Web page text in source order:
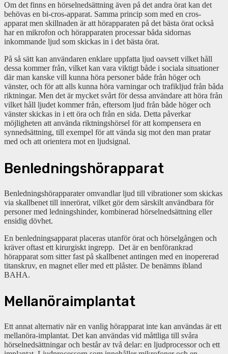
Om det finns en hörselnedsättning även på det andra örat kan det
behövas en bi-cros-apparat. Samma princip som med en cros-
apparat men skillnaden är att hörapparaten på det bästa örat också
har en mikrofon och hörapparaten processar båda sidornas
inkommande ljud som skickas in i det bästa örat.
På så sätt kan användaren enklare uppfatta ljud oavsett vilket håll
dessa kommer från, vilket kan vara viktigt både i sociala situationer
där man kanske vill kunna höra personer både från höger och
vänster, och för att alls kunna höra varningar och trafikljud från båda
riktningar. Men det är mycket svårt för dessa användare att höra från
vilket håll ljudet kommer från, eftersom ljud från både höger och
vänster skickas in i ett öra och från en sida. Detta påverkar
möjligheten att använda riktningshörsel för att kompensera en
synnedsättning, till exempel för att vända sig mot den man pratar
med och att orientera mot en ljudsignal.
Benledningshörapparat
Benledningshörapparater omvandlar ljud till vibrationer som skickas
via skallbenet till innerörat, vilket gör dem särskilt användbara för
personer med ledningshinder, kombinerad hörselnedsättning eller
ensidig dövhet.
En benledningsapparat placeras utanför örat och hörselgången och
kräver oftast ett kirurgiskt ingrepp. Det är en benförankrad
hörapparat som sitter fast på skallbenet antingen med en inopererad
titanskruv, en magnet eller med ett plåster. De benämns ibland
BAHA.
Mellanöraimplantat
Ett annat alternativ när en vanlig hörapparat inte kan användas är ett
mellanöra-implantat. Det kan användas vid måttliga till svåra
hörselnedsättningar och består av två delar: en ljudprocessor och ett